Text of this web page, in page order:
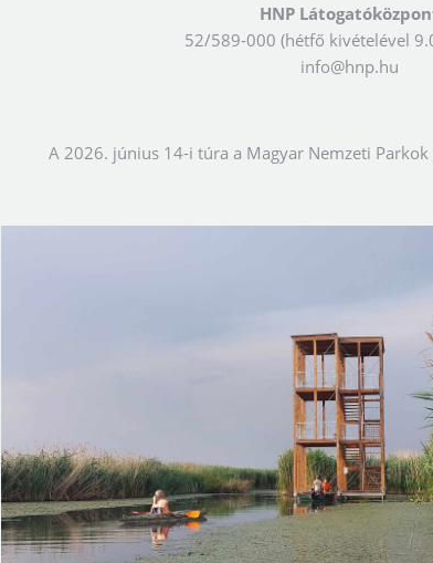
HNP
52/589-000 (hétfő kivételével
info@hnp.hu
A 2026. június 14-i túra a Magyar Nemzeti